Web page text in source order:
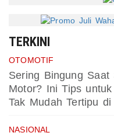
TERKINI
OTOMOTIF
Sering Bingung Saat
Motor? Ini Tips
Tak Mudah Tertipu di
NASIONAL